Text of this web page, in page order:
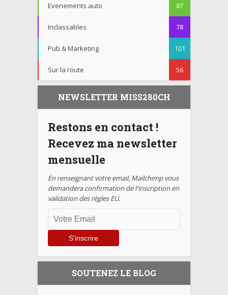
Evenements auto 87
Inclassables 78
Pub & Marketing 101
Sur la route 56
NEWSLETTER MISS280CH
Restons en contact !
Recevez ma newsletter
mensuelle
En renseignant votre email, Mailchimp vous
demandera confirmation de l'inscription en
validation des règles EU.
SOUTENEZ LE BLOG